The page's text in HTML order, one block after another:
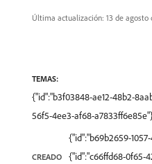
Última actualización: 13 de agosto
TEMAS:
{"id":"b3f03848-ae12-48b2-
56f5-4ee3-af68-
CREADO
{"id":"b69b2659-
{"id":"c66ffd68-0f65-